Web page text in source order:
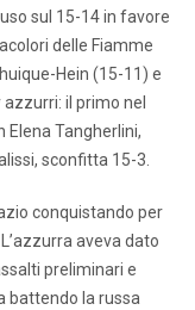
sul 15-14 in favore
delle Fiamme
Hein (15-11) e
il primo nel
Elena Tangherlini,
sconfitta 15-3.
conquistando per
aveva dato
preliminari e
battendo la russa